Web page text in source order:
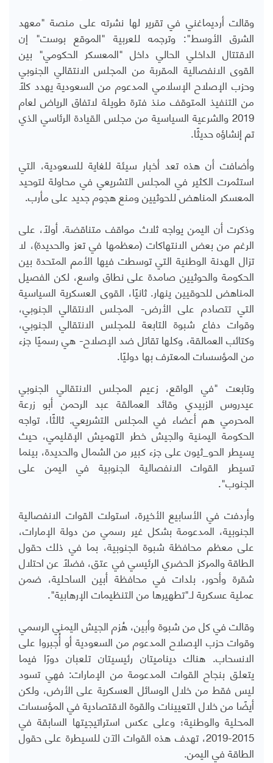
وقالت أرديماغني في تقرير لها نشرته على منصة "معهد
الشرق الأوسط": وترجمه للعربية "الموقع بوست" إن
الاقتتال الداخلي الحالي داخل "المعسكر الحكومي" بين
القوى الانفصالية المقربة من المجلس الانتقالي الجنوبي
وحزب الإصلاح الإسلامي المدعوم من السعودية يهدد كلاً
من التنفيذ المتوقف منذ فترة طويلة لاتفاق الرياض لعام
2019 والشرعية السياسية من مجلس القيادة الرئاسي الذي
تم إنشاؤه حديثًا.
وأضافت أن هذه تعد أخبار سيئة للغاية للسعودية، التي
استثمرت الكثير في المجلس التشريعي في محاولة لتوحيد
المعسكر المناهض للحوثيين ومنع هجوم جديد على مأرب.
وذكرت أن اليمن يواجه ثلاث مواقف متناقضة. أولاً، على
الرغم من بعض الانتهاكات (معظمها في تعز والحديدة)، لا
تزال الهدنة الوطنية التي توسطت فيها الأمم المتحدة بين
الحكومة والحوثيين صامدة على نطاق واسع، لكن الفصيل
المناهض للحوقيين ينهار. ثانيًا، القوى العسكرية السياسية
التي تتصادم على الأرض- المجلس الانتقالي الجنوبي،
وقوات دفاع شبوة التابعة للمجلس الانتقالي الجنوبي،
وكتائب العمالقة، وكلها تقاتل ضد الإصلاح- هي رسميًا جزء
من المؤسسات المعترف بها دوليًا.
وتابعت "في الواقع، زعيم المجلس الانتقالي الجنوبي
عيدروس الزبيدي وقائد العمالقة عبد الرحمن أبو زرعة
المحرمي هم أعضاء في المجلس التشريعي. ثالثًا، تواجه
الحكومة اليمنية والجيش خطر التهميش الإقليمي، حيث
يسيطر الحو_ثيون على جزء كبير من الشمال والحديدة، بينما
تسيطر القوات الانفصالية الجنوبية في اليمن على
الجنوب".
وأردفت في الأسابيع الأخيرة، استولت القوات الانفصالية
الجنوبية، المدعومة بشكل غير رسمي من دولة الإمارات،
على معظم محافظة شبوة الجنوبية، بما في ذلك حقول
الطاقة والمركز الحضري الرئيسي في عتق، فضلاً عن احتلال
شقرة وأحور، بلدات في محافظة أبين الساحلية، ضمن
عملية عسكرية لـ"تطهيرها من التنظيمات الإرهابية".
وقالت في كل من شبوة وأبين، هُزم الجيش اليمني الرسمي
وقوات حزب الإصلاح المدعوم من السعودية أو أُجبروا على
الانسحاب. هناك ديناميتان رئيسيتان تلعبان دورًا فيما
يتعلق بنجاح القوات المدعومة من الإمارات: فهي تسود
ليس فقط من خلال الوسائل العسكرية على الأرض، ولكن
أيضًا من خلال التعيينات والقوة الاقتصادية في المؤسسات
المحلية والوطنية؛ وعلى عكس استراتيجيتها السابقة في
2015-2019، تهدف هذه القوات الآن للسيطرة على حقول
الطاقة في اليمن.